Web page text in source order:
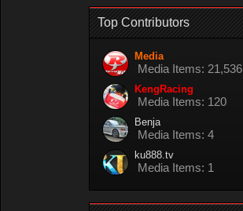
Top Contributors
Media
Media Items: 21,536
KengRacing
Media Items: 120
Benja
Media Items: 4
ku888.tv
Media Items: 1